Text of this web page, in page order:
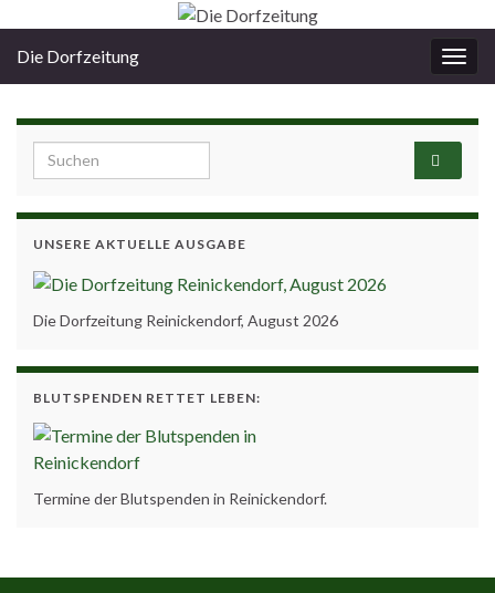
Die Dorfzeitung
Search for:
UNSERE AKTUELLE AUSGABE
Die Dorfzeitung Reinickendorf, August 2026
BLUTSPENDEN RETTET LEBEN:
Termine der Blutspenden in Reinickendorf.